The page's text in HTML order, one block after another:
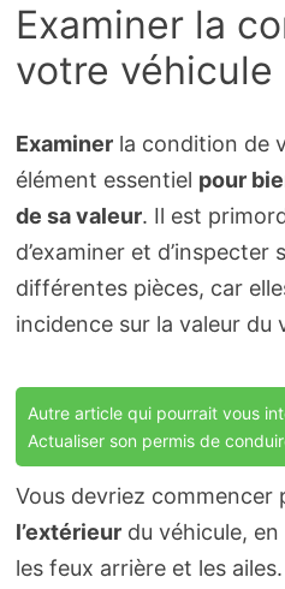
Examiner la
votre véhicule
Examinerla condition de
élément essentiel pour
de sa valeur. Il est
d’examiner et d’inspecter
différentes pièces, car
incidence sur la valeur du
Autre article qui pourrait vous
Actualiser son permis de
Vous devriez commencer
l’extérieurdu véhicule, en
les feux arrière et les